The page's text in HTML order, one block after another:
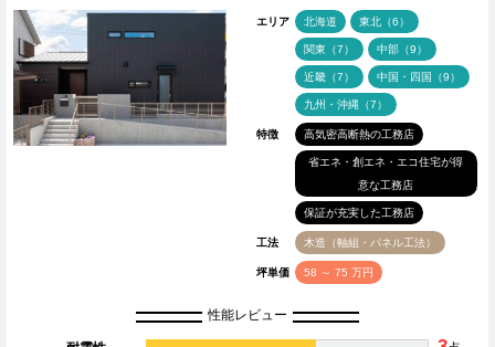
エリア 北海道 東北（6）
関東（7） 中部（9）
近畿（7） 中国・四国（9）
九州・沖縄（7）
特徴 高気密高断熱の工務店
省エネ・創エネ・エコ住宅が得
意な工務店
保証が充実した工務店
工法 木造（軸組・パネル工法）
坪単価 58 ～ 75 万円
性能レビュー